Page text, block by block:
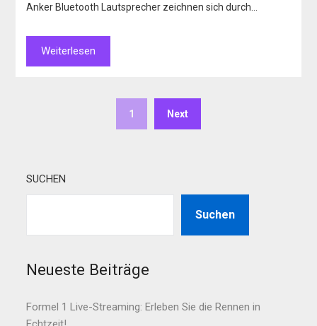
Anker Bluetooth Lautsprecher zeichnen sich durch…
Weiterlesen
1 Next
SUCHEN
Suchen
Neueste Beiträge
Formel 1 Live-Streaming: Erleben Sie die Rennen in